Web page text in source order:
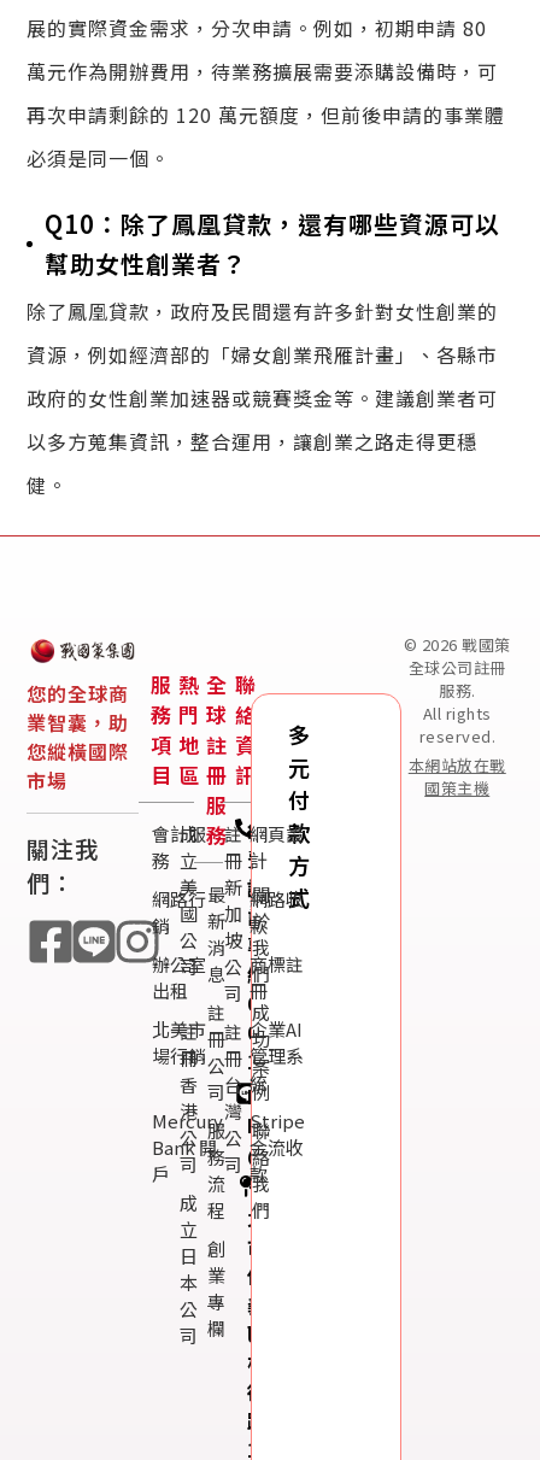
展的實際資金需求，分次申請。例如，初期申請 80
萬元作為開辦費用，待業務擴展需要添購設備時，可
再次申請剩餘的 120 萬元額度，但前後申請的事業體
必須是同一個。
Q10：除了鳳凰貸款，還有哪些資源可以
幫助女性創業者？
除了鳳凰貸款，政府及民間還有許多針對女性創業的
資源，例如經濟部的「婦女創業飛雁計畫」、各縣市
政府的女性創業加速器或競賽獎金等。建議創業者可
以多方蒐集資訊，整合運用，讓創業之路走得更穩
健。
您的全球商
業智囊，助
您縱橫國際
市場
關注我
們：
服
務
項
目
會計服
務
網頁設
計
網路行
銷
網路收
款
辦公室
出租
商標註
冊
北美市
場行銷
企業AI
管理系
統
Mercury
Bank 開
戶
Stripe
金流收
款
熱
門
地
區
成
立
美
國
公
司
註
冊
新
加
坡
公
司
註
冊
香
港
公
司
註
冊
台
灣
公
司
成
立
日
本
公
司
全
球
註
冊
服
務
最
新
消
息
關
於
我
們
註
冊
公
司
成
功
案
例
服
務
流
程
聯
絡
我
們
創
業
專
欄
聯
絡
資
訊
免
費
諮
詢
專
線：
0800-
003-
191
Line
ID：
@119m
台
北
市
信
義
區
松
德
路
159
多
元
付
款
方
式
© 2026 戰國策
全球公司註冊
服務.
All rights
reserved.
本網站放在戰
國策主機